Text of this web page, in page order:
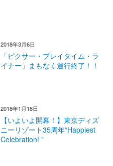
2018年3月6日
「ピクサー・プレイタイム・ラ
イナー」まもなく運行終了！！
2018年1月18日
【いよいよ開幕！】東京ディズ
ニーリゾート35周年“Happiest
Celebration! ”